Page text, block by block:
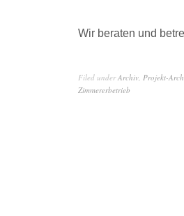
Wir beraten und
Filed underArchiv, Projekt-
Zimmererbetrieb